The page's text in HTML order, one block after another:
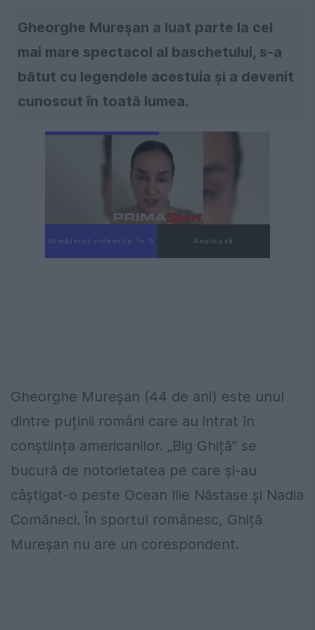
Gheorghe Mureșan a luat parte la cel
mai mare spectacol al baschetului, s-a
bătut cu legendele acestuia și a devenit
cunoscut în toată lumea.
Următorul videoclip în 3 Anulează
Gheorghe Mureșan (44 de ani) este unul
dintre puținii români care au intrat în
conștiința americanilor. „Big Ghiță” se
bucură de notorietatea pe care și-au
câștigat-o peste Ocean Ilie Năstase și Nadia
Comăneci. În sportul românesc, Ghiță
Mureșan nu are un corespondent.